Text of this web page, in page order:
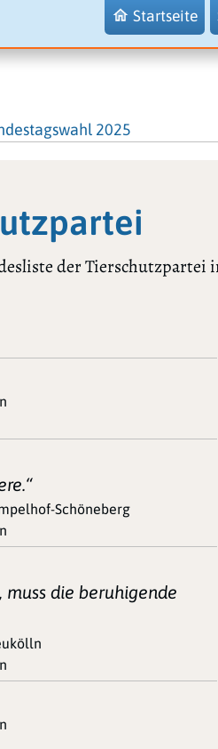
Startseite
2025
der
Schöneberg
muss die beruhigende